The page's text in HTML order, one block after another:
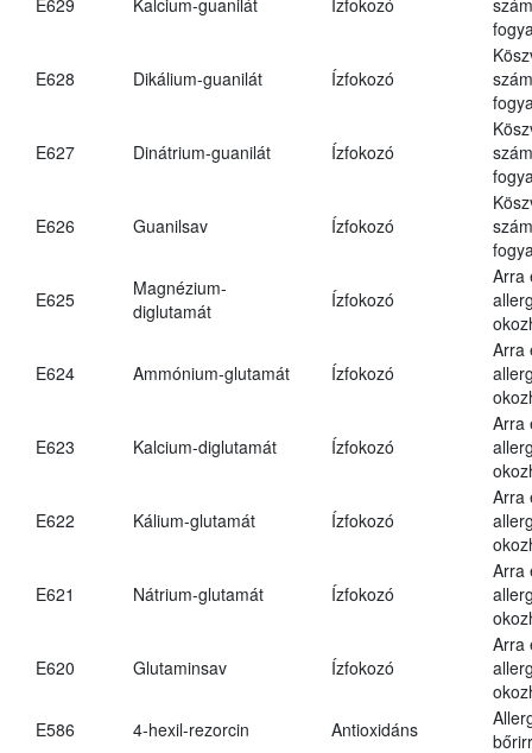
E628 Dikálium-guanilát Ízfokozó
E627 Dinátrium-guanilát Ízfokozó
E626 Guanilsav Ízfokozó
E625
Magnézium-
diglutamát
Ízfokozó
Arra
E624 Ammónium-glutamát Ízfokozó
Arra
E623 Kalcium-diglutamát Ízfokozó
Arra
E622 Kálium-glutamát Ízfokozó
Arra
E621 Nátrium-glutamát Ízfokozó
Arra
E620 Glutaminsav Ízfokozó
Arra
E586
4-hexil-rezorcin Antioxidáns